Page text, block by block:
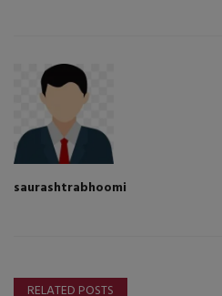
saurashtrabhoomi
RELATED POSTS